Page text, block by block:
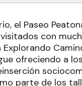
el Paseo
con
Explorando
ofreciendo a
parte de los